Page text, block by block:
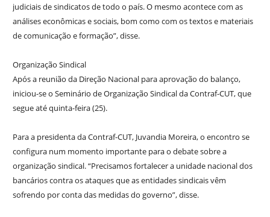
judiciais de sindicatos de todo o país. O mesmo acontece com as
análises econômicas e sociais, bom como com os textos e materiais
de comunicação e formação”, disse.
Organização Sindical
Após a reunião da Direção Nacional para aprovação do balanço,
iniciou-se o Seminário de Organização Sindical da Contraf-CUT, que
segue até quinta-feira (25).
Para a presidenta da Contraf-CUT, Juvandia Moreira, o encontro se
configura num momento importante para o debate sobre a
organização sindical. “Precisamos fortalecer a unidade nacional dos
bancários contra os ataques que as entidades sindicais vêm
sofrendo por conta das medidas do governo”, disse.